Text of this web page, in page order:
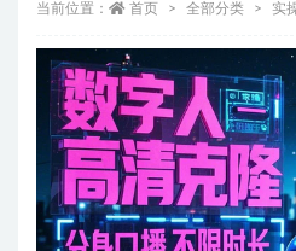
当前位置： 首页 全部分类 实